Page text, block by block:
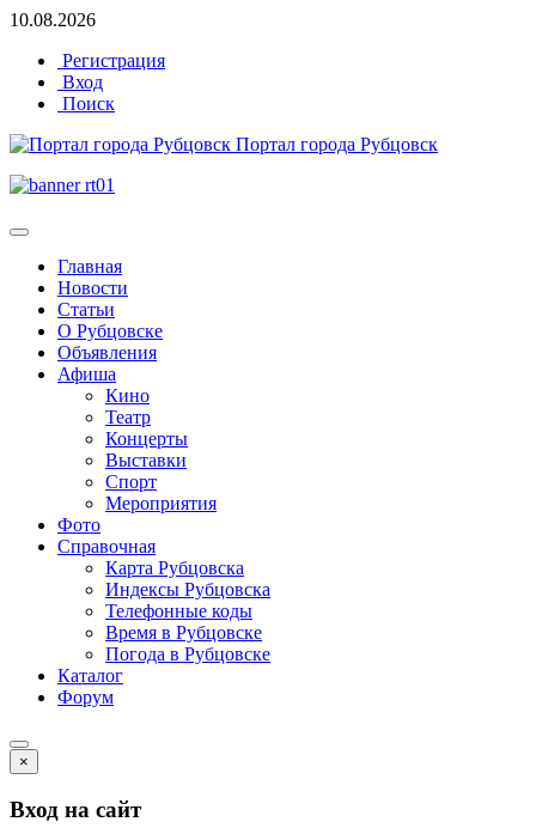
10.08.2026
Регистрация
Вход
Поиск
Портал города Рубцовск
Главная
Новости
Статьи
О Рубцовске
Объявления
Афиша
Кино
Театр
Концерты
Выставки
Спорт
Мероприятия
Фото
Справочная
Карта Рубцовска
Индексы Рубцовска
Телефонные коды
Время в Рубцовске
Погода в Рубцовске
Каталог
Форум
×
Вход на сайт